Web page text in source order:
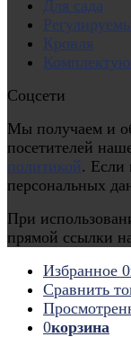
Для сада
Кровля
Соцсети
Мы получаем и
посетителей
политикой. Если
персональных
При
прямой ссылки
Избранное 0
Сравнить
0корзина